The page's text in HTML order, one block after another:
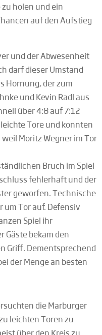
holen und ein
auf den Aufstieg
und der Abwesenheit
darf dieser Umstand
Hornung, der zum
und Kevin Radl aus
über 4:8 auf 7:12
Tore und konnten
Moritz Wegner im Tor
Bruch im Spiel
fehlerhaft und der
geworfen. Technische
Tor auf. Defensiv
Spiel ihr
Gäste bekam den
Griff. Dementsprechend
der Menge an besten
die Marburger
leichten Toren zu